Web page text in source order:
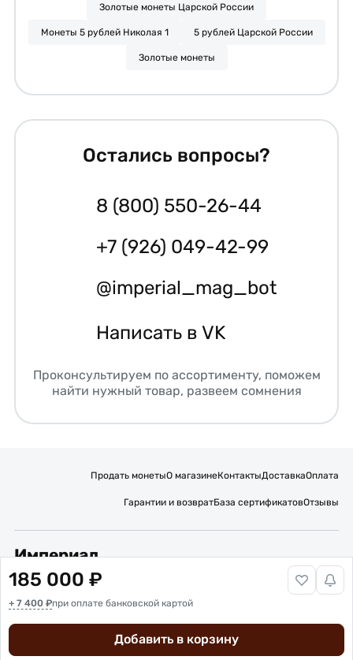
185 000 ₽
+ 7 400 ₽при оплате банковской картой
Добавить в корзину
Золотые монеты Царской России
Монеты 5 рублей Николая 1 5 рублей Царской России
Золотые монеты
Остались вопросы?
8 (800) 550-26-44
+7 (926) 049-42-99
@imperial_mag_bot
Написать в VK
Проконсультируем по ассортименту, поможем
найти нужный товар, развеем сомнения
Продать монетыО магазинеКонтактыДоставкаОплата
Гарантии и возвратБаза сертификатовОтзывы
Империал
Подписывайтесь на нас:
Вакансии
Политика обработки персональных данных
© 2016 – 2026 ИП Титов Александр Михайлович